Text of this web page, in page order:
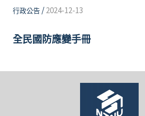
行政公告/2024-12-13
全民國防應變手冊